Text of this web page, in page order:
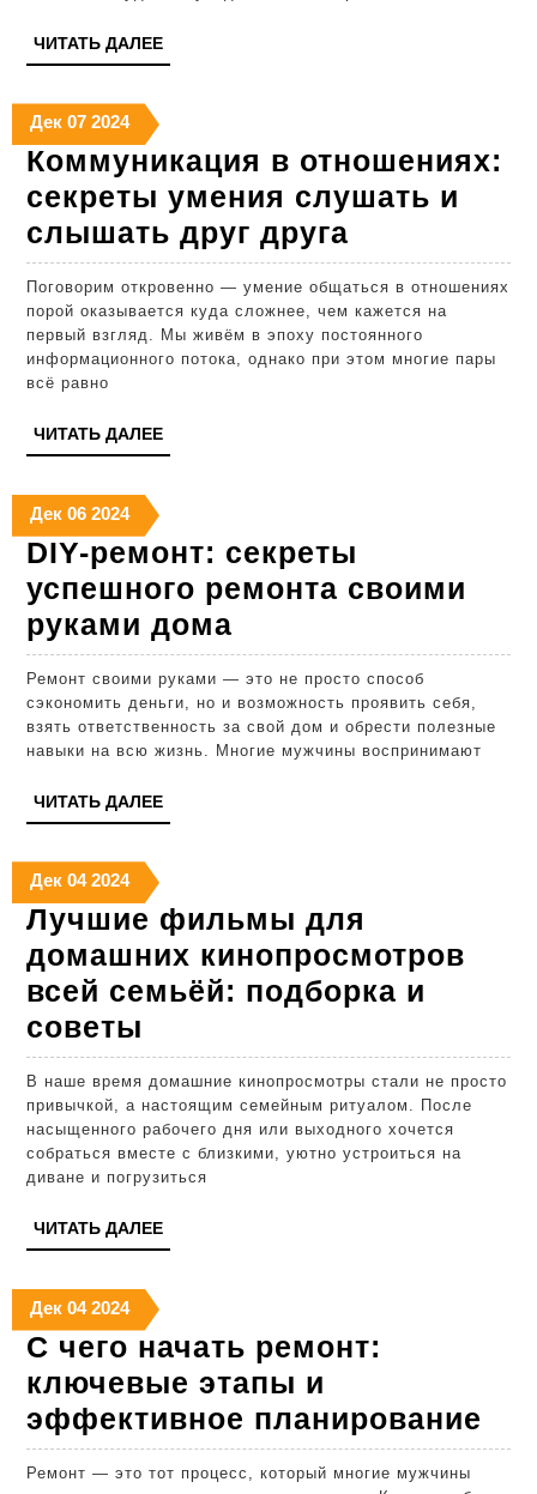
ЧИТАТЬ ДАЛЕЕЧИТАТЬ
ДАЛЕЕ
Дек07.12.2024
0707.12.2024
202407.12.2024
Коммуникация в отношениях:
секреты умения слушать и
слышать друг друга
в
секреты
умения
друга
Поговорим откровенно — умение общаться в отношениях
порой оказывается куда сложнее, чем кажется на
первый взгляд. Мы живём в эпоху постоянного
информационного потока, однако при этом многие пары
всё равно
ЧИТАТЬ ДАЛЕЕЧИТАТЬ
ДАЛЕЕ
Дек06.12.2024
0606.12.2024
202406.12.2024
DIY-ремонт: секреты
успешного ремонта своими
руками дома
ремонт:
секреты
успешного
ремонта
Ремонт своими руками — это не просто способ
сэкономить деньги, но и возможность проявить себя,
взять ответственность за свой дом и обрести полезные
навыки на всю жизнь. Многие мужчины воспринимают
ЧИТАТЬ ДАЛЕЕЧИТАТЬ
ДАЛЕЕ
Дек04.12.2024
0404.12.2024
202404.12.2024
Лучшие фильмы для
домашних кинопросмотров
всей семьёй: подборка и
советы
фильмы
для
домашних
кинопросмотров
семьёй:
и
советы
В наше время домашние кинопросмотры стали не просто
привычкой, а настоящим семейным ритуалом. После
насыщенного рабочего дня или выходного хочется
собраться вместе с близкими, уютно устроиться на
диване и погрузиться
ЧИТАТЬ ДАЛЕЕЧИТАТЬ
ДАЛЕЕ
Дек04.12.2024
0404.12.2024
202404.12.2024
С чего начать ремонт:
ключевые этапы и
эффективное планирование
Ремонт — это тот процесс, который многие мужчины